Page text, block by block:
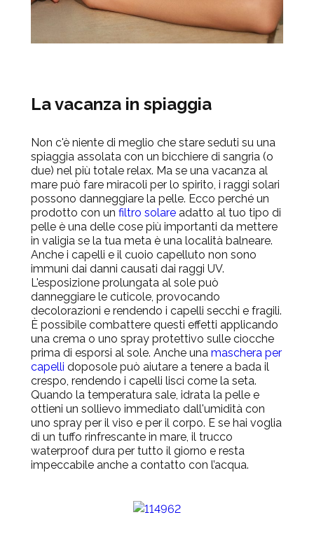
La vacanza in spiaggia
Non c'è niente di meglio che stare seduti su una
spiaggia assolata con un bicchiere di sangria (o
due) nel più totale relax. Ma se una vacanza al
mare può fare miracoli per lo spirito, i raggi solari
possono danneggiare la pelle. Ecco perché un
prodotto con un filtro solare adatto al tuo tipo di
pelle è una delle cose più importanti da mettere
in valigia se la tua meta è una località balneare.
Anche i capelli e il cuoio capelluto non sono
immuni dai danni causati dai raggi UV.
L'esposizione prolungata al sole può
danneggiare le cuticole, provocando
decolorazioni e rendendo i capelli secchi e fragili.
È possibile combattere questi effetti applicando
una crema o uno spray protettivo sulle ciocche
prima di esporsi al sole. Anche una maschera per
capelli doposole può aiutare a tenere a bada il
crespo, rendendo i capelli lisci come la seta.
Quando la temperatura sale, idrata la pelle e
ottieni un sollievo immediato dall'umidità con
uno spray per il viso e per il corpo. E se hai voglia
di un tuffo rinfrescante in mare, il trucco
waterproof dura per tutto il giorno e resta
impeccabile anche a contatto con l’acqua.